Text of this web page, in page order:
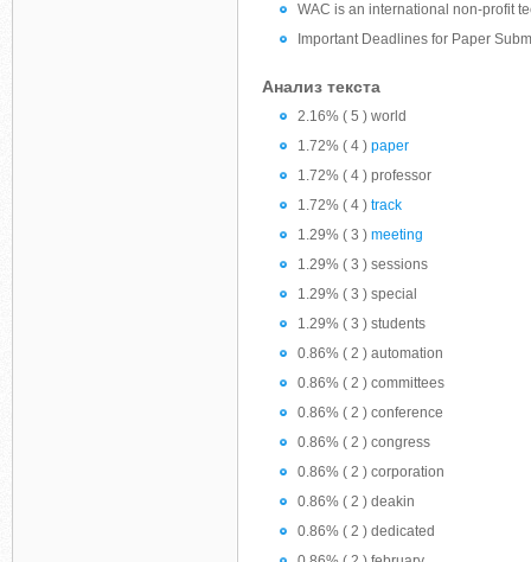
WAC is an international non-profit
Important Deadlines for Paper
Анализ текста
2.16% ( 5 ) world
1.72% ( 4 ) paper
1.72% ( 4 ) professor
1.72% ( 4 ) track
1.29% ( 3 ) meeting
1.29% ( 3 ) sessions
1.29% ( 3 ) special
1.29% ( 3 ) students
0.86% ( 2 ) automation
0.86% ( 2 ) committees
0.86% ( 2 ) conference
0.86% ( 2 ) congress
0.86% ( 2 ) corporation
0.86% ( 2 ) deakin
0.86% ( 2 ) dedicated